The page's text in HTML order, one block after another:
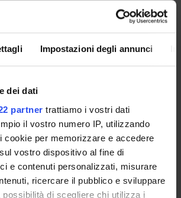
Impostazioni degli annunci
dei dati
partner trattiamo i vostri dati
il vostro numero IP, utilizzando
cookie per memorizzare e accedere
vostro dispositivo al fine di
e contenuti personalizzati, misurare
ricercare il pubblico e sviluppare
di scegliere chi utilizza i
DI SERVIZIO
STUDENTI
DIPARTIMENTO
RICERCA